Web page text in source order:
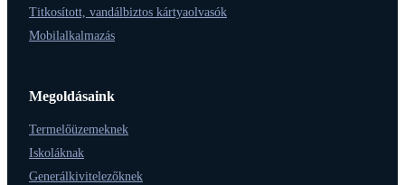
Titkosított, vandálbiztos kártyaolvasók
Mobilalkalmazás
Megoldásaink
Termelőüzemeknek
Iskoláknak
Generálkivitelezőknek